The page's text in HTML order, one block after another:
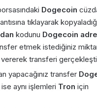
Dogecoin
tıklayarak
kodunu Dogecoin
etmek istediğiniz
vererek transferi
yapacağınız transfer
ise aynı işlemleri Tron için